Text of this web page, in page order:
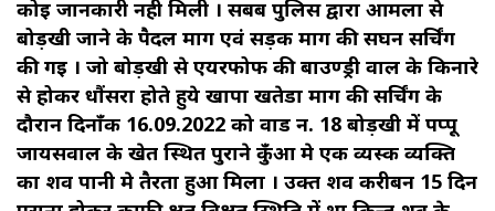
कोई जानकारी नही मिली । सबब पुलिस द्वारा आमला से
बोड़खी जाने के पैदल मार्ग एवं सड़क मार्ग की सघन सर्चिंग
की गई । जो बोड़खी से एयरफोर्फ की बाउण्ड्री वाल के किनारे
से होकर धौंसरा होते हुये खापा खतेडा मार्ग की सर्चिंग के
दौरान दिनाँक 16.09.2022 को वार्ड न. 18 बोड़खी में पप्पू
जायसवाल के खेत स्थित पुराने कुँआ मे एक व्यस्क व्यक्ति
का शव पानी मे तैरता हुआ मिला । उक्त शव करीबन 15 दिन